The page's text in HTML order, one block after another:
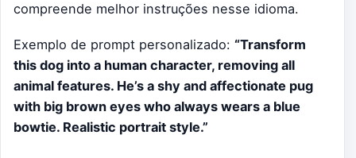
compreende melhor instruções nesse idioma.
Exemplo de prompt personalizado: “Transform
this dog into a human character, removing all
animal features. He’s a shy and affectionate pug
with big brown eyes who always wears a blue
bowtie. Realistic portrait style.”